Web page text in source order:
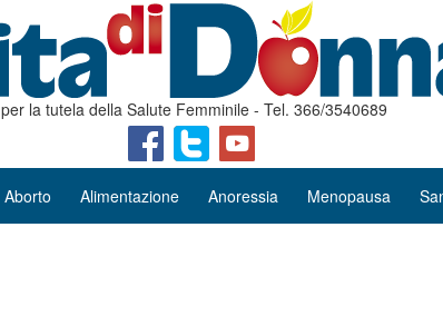
per la tutela della Salute Femminile - Tel. 366/3540689
Aborto Alimentazione Anoressia Menopausa